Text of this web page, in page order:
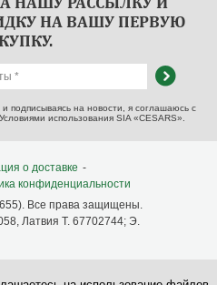
НА ВАШУ ПЕРВУЮ
подписываясь на новости, я соглашаюсь с
использования SIA «CESARS».
о доставке -
конфиденциальности
Все права защищены.
Латвия T. 67702744; Э.